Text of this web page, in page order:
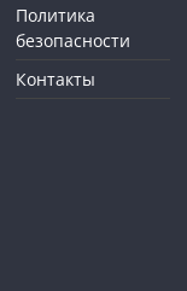
Политика
безопасности
Контакты